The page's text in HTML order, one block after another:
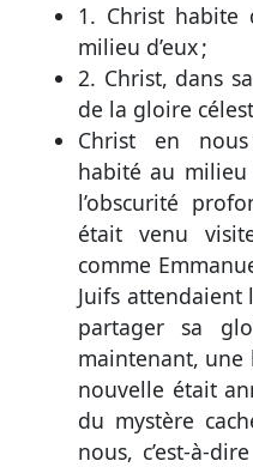
1. Christ habite
milieu d’eux ;
2. Christ, dans
de la gloire
Christ en
habité au milieu
l’obscurité
était venu
comme
Juifs
partager sa
maintenant,
nouvelle était
du mystère
nous, c’est-à-